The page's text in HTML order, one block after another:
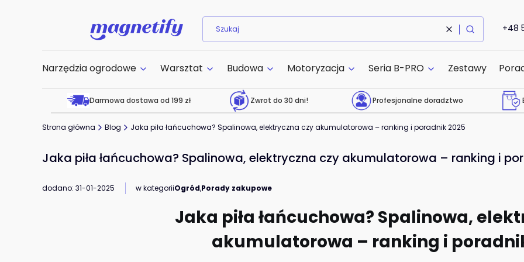
WyczyśćSzukaj
+48
Narzędzia ogrodowe Warsztat Budowa Motoryzacja Seria B-PRO Zestawy
Darmowa dostawa od 199 zł Zwrot do 30 dni! Profesjonalne doradztwo
Strona główna Blog Jaka piła łańcuchowa? Spalinowa, elektryczna czy akumulatorowa – ranking i poradnik 2025
Jaka piła łańcuchowa? Spalinowa, elektryczna czy akumulatorowa – ranking i
dodano: 31-01-2025 w kategoriiOgród,Porady zakupowe
Jaka piła łańcuchowa? Spalinowa,
akumulatorowa – ranking i